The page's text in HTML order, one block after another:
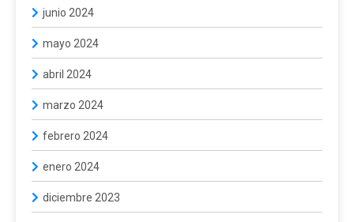
junio 2024
mayo 2024
abril 2024
marzo 2024
febrero 2024
enero 2024
diciembre 2023